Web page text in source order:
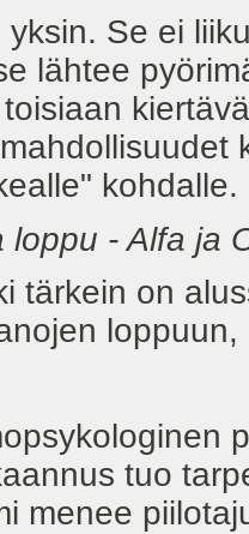
yksin. Se ei
lähtee
kohdalle.
loppu - Alfa ja
tärkein on
tuo
menee